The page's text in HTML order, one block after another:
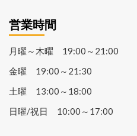
営業時間
月曜～木曜 19:00～21:00
金曜 19:00～21:30
土曜 13:00～18:00
日曜/祝日 10:00～17:00